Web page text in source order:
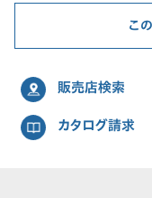
こ
販売店検索
カタログ請求